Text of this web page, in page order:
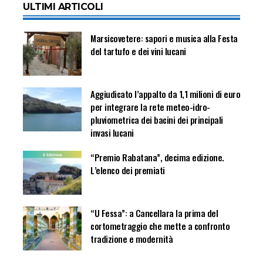
ULTIMI ARTICOLI
Marsicovetere: sapori e musica alla Festa
del tartufo e dei vini lucani
Aggiudicato l’appalto da 1,1 milioni di euro
per integrare la rete meteo-idro-
pluviometrica dei bacini dei principali
invasi lucani
“Premio Rabatana”, decima edizione.
L’elenco dei premiati
“U Fessa”: a Cancellara la prima del
cortometraggio che mette a confronto
tradizione e modernità